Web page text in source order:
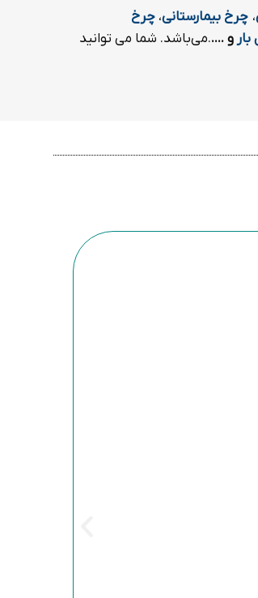
، چرخ بیمارستانی، چرخ
و .....می‌باشد. شما می توانید